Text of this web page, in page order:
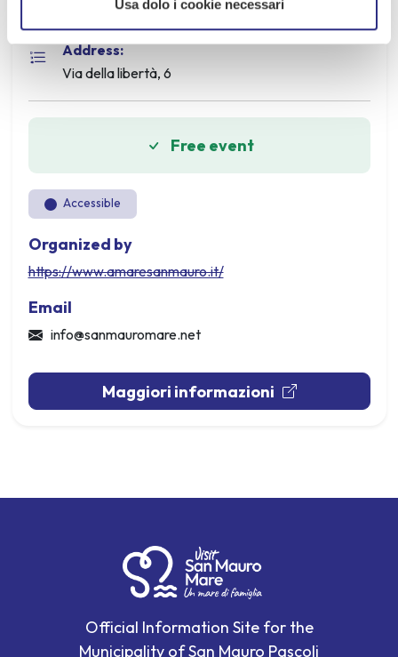
Usa dolo i cookie necessari
Stefano Campana
Address:
Via della libertà, 6
Free event
Accessible
Organized by
https://www.amaresanmauro.it/
Email
info@sanmauromare.net
Maggiori informazioni
Official Information Site for the
Municipality of San Mauro Pascoli